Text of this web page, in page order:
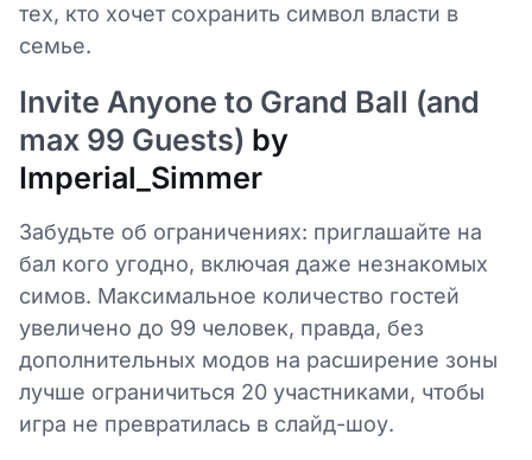
тех, кто хочет сохранить символ власти в
семье.
Invite Anyone to Grand Ball (and
max 99 Guests) by
Imperial_Simmer
Забудьте об ограничениях: приглашайте на
бал кого угодно, включая даже незнакомых
симов. Максимальное количество гостей
увеличено до 99 человек, правда, без
дополнительных модов на расширение зоны
лучше ограничиться 20 участниками, чтобы
игра не превратилась в слайд-шоу.